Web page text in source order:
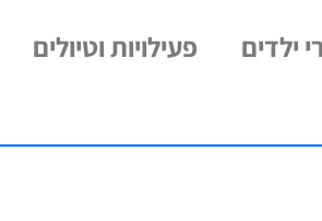
ילדים
פעילויות וטיולים